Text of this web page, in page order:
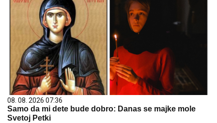
08. 08. 2026 07:36
Samo da mi dete bude dobro: Danas se majke mole
Svetoj Petki